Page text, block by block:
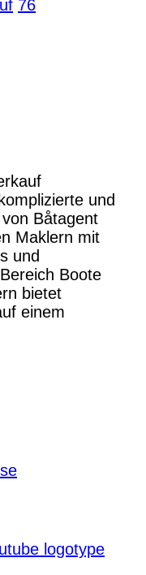
76
und
Båtagent
Maklern mit
und
Boote
bietet
einem